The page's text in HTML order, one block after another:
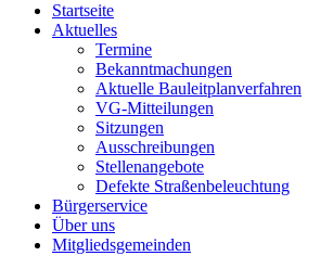
Startseite
Aktuelles
Termine
Bekanntmachungen
Aktuelle Bauleitplanverfahren
VG-Mitteilungen
Sitzungen
Ausschreibungen
Stellenangebote
Defekte Straßenbeleuchtung
Bürgerservice
Über uns
Mitgliedsgemeinden